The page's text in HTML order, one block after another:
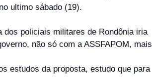
ultimo sábado (19).
dos policiais militares de Rondônia iria
não só com a ASSFAPOM, mais
estudos da proposta, estudo que para